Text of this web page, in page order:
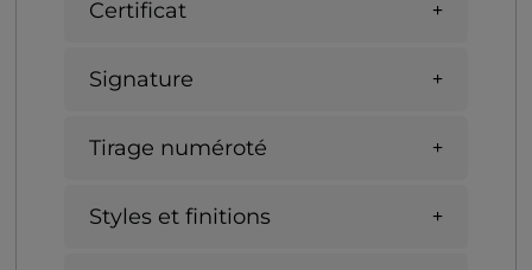
Certificat
Signature
Tirage numéroté
Styles et finitions